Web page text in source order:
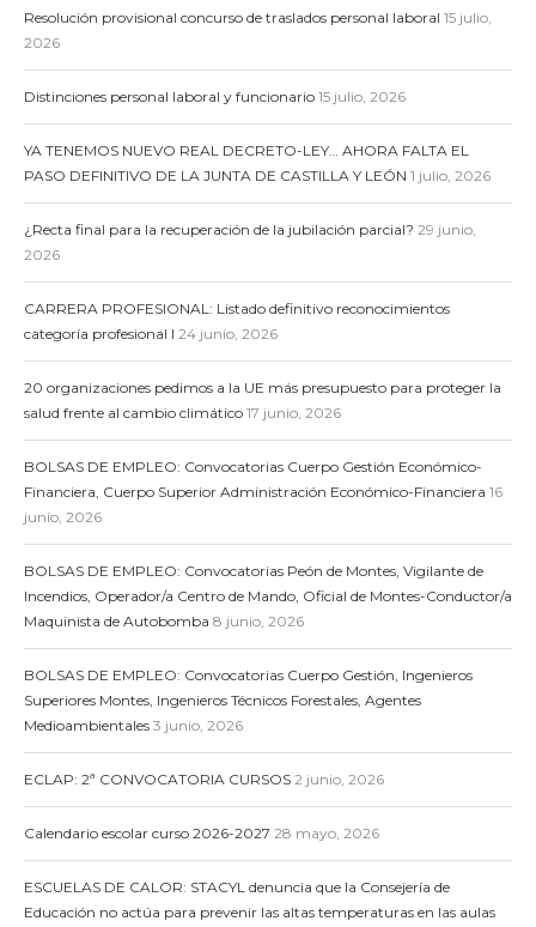
Resolución provisional concurso de traslados personal laboral 15 julio,
2026
Distinciones personal laboral y funcionario 15 julio, 2026
YA TENEMOS NUEVO REAL DECRETO-LEY… AHORA FALTA EL
PASO DEFINITIVO DE LA JUNTA DE CASTILLA Y LEÓN 1 julio, 2026
¿Recta final para la recuperación de la jubilación parcial? 29 junio,
2026
CARRERA PROFESIONAL: Listado definitivo reconocimientos
categoría profesional I 24 junio, 2026
20 organizaciones pedimos a la UE más presupuesto para proteger la
salud frente al cambio climático 17 junio, 2026
BOLSAS DE EMPLEO: Convocatorias Cuerpo Gestión Económico-
Financiera, Cuerpo Superior Administración Económico-Financiera 16
junio, 2026
BOLSAS DE EMPLEO: Convocatorias Peón de Montes, Vigilante de
Incendios, Operador/a Centro de Mando, Oficial de Montes-Conductor/a
Maquinista de Autobomba 8 junio, 2026
BOLSAS DE EMPLEO: Convocatorias Cuerpo Gestión, Ingenieros
Superiores Montes, Ingenieros Técnicos Forestales, Agentes
Medioambientales 3 junio, 2026
ECLAP: 2ª CONVOCATORIA CURSOS 2 junio, 2026
Calendario escolar curso 2026-2027 28 mayo, 2026
ESCUELAS DE CALOR: STACYL denuncia que la Consejería de
Educación no actúa para prevenir las altas temperaturas en las aulas